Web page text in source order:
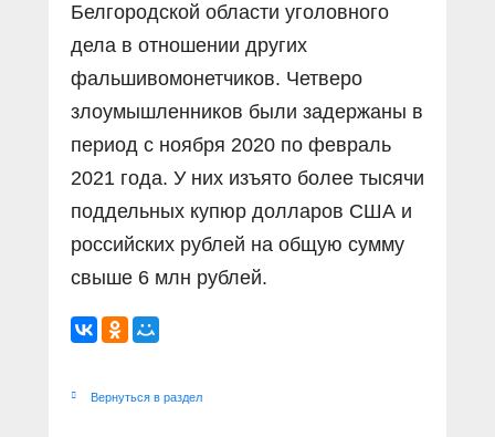
Белгородской области уголовного
дела в отношении других
фальшивомонетчиков. Четверо
злоумышленников были задержаны в
период с ноября 2020 по февраль
2021 года. У них изъято более тысячи
поддельных купюр долларов США и
российских рублей на общую сумму
свыше 6 млн рублей.
Вернуться в раздел